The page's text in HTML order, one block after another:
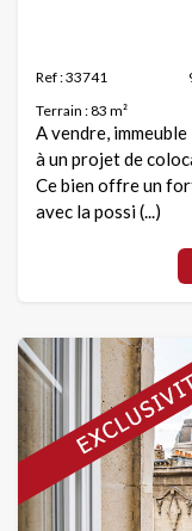
Ref : 33741
Terrain : 83 m²
A vendre,
à un projet de
Ce bien offre un
avec la possi (...)